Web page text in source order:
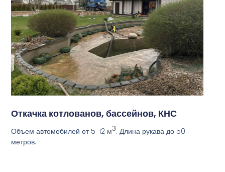
Откачка котлованов, бассейнов, КНС
Объем автомобилей от 5-12 м3. Длина рукава до 50
метров.